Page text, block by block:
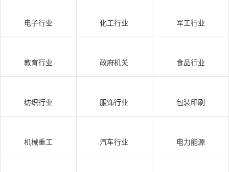
例
电子行业 化工行业 军工行业
教育行业 政府机关 食品行业
纺织行业 服饰行业 包装印刷
机械重工 汽车行业 电力能源